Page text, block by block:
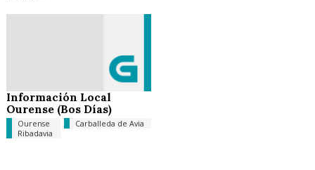
Información Local
Ourense (Bos Días)
Ourense
Carballeda de Avia
Ribadavia